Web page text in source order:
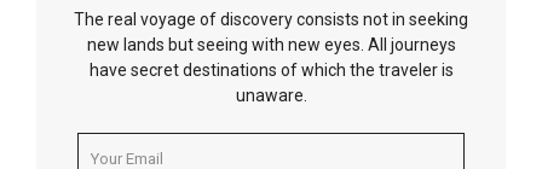
The real voyage of discovery consists not in seeking
new lands but seeing with new eyes. All journeys
have secret destinations of which the traveler is
unaware.